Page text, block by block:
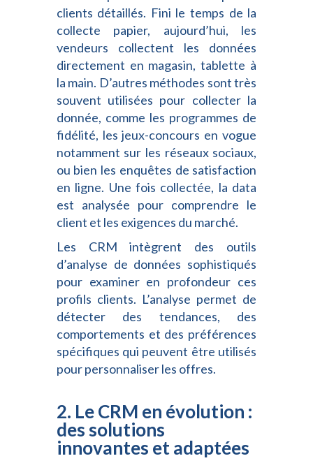
clients détaillés. Fini le temps de la
collecte papier, aujourd’hui, les
vendeurs collectent les données
directement en magasin, tablette à
la main. D’autres méthodes sont très
souvent utilisées pour collecter la
donnée, comme les programmes de
fidélité, les jeux-concours en vogue
notamment sur les réseaux sociaux,
ou bien les enquêtes de satisfaction
en ligne. Une fois collectée, la data
est analysée pour comprendre le
client et les exigences du marché.
Les CRM intègrent des outils
d’analyse de données sophistiqués
pour examiner en profondeur ces
profils clients. L’analyse permet de
détecter des tendances, des
comportements et des préférences
spécifiques qui peuvent être utilisés
pour personnaliser les offres.
2. Le CRM en évolution :
des solutions
innovantes et adaptées